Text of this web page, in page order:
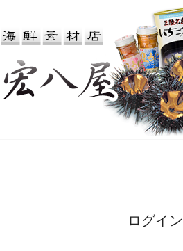
ログイン